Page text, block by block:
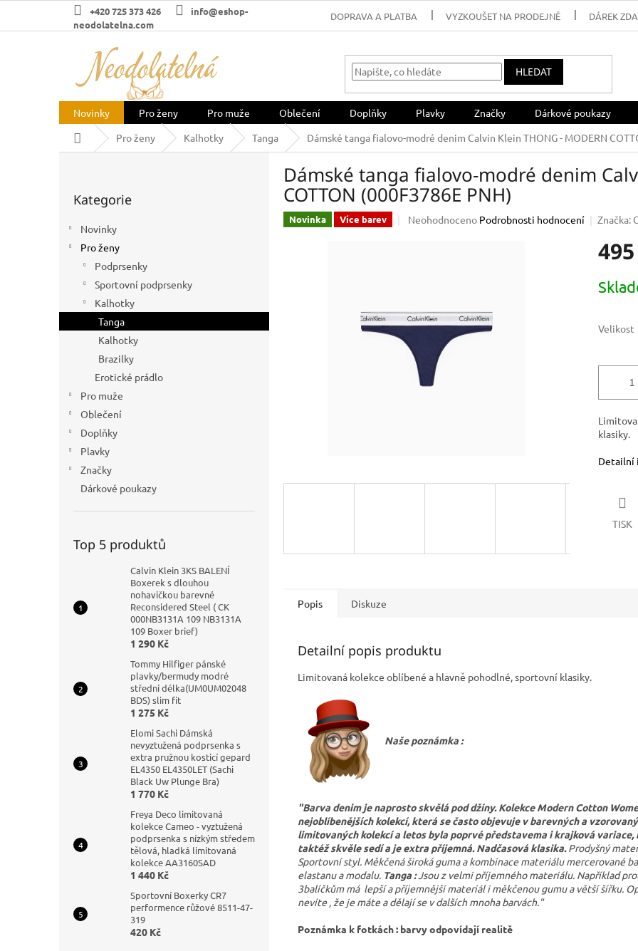
obsah
+420 725 373 426
info@eshop-
neodolatelna.com
DOPRAVA A PLATBA VYZKOUŠET NA PRODEJNĚ DÁREK
HLEDAT
Novinky Pro ženy Pro muže Oblečení Doplňky Plavky Značky Dárkové poukazy
Domů
Pro ženy Kalhotky Tanga Dámské tanga fialovo-modré denim Calvin Klein THONG - MODERN
a
n
kategorie
Kategorie
Novinky
Pro ženy
Podprsenky
Sportovní podprsenky
Kalhotky
Tanga
Kalhotky
Brazilky
Erotické prádlo
Pro muže
Oblečení
Doplňky
Plavky
Značky
Dárkové poukazy
Top 5 produktů
Calvin Klein 3KS BALENÍ
Boxerek s dlouhou
nohavičkou barevné
Reconsidered Steel ( CK
000NB3131A 109 NB3131A
109 Boxer brief)
1 290 Kč
Tommy Hilfiger pánské
plavky/bermudy modré
střední délka(UM0UM02048
BDS) slim fit
1 275 Kč
Elomi Sachi Dámská
nevyztužená podprsenka s
extra pružnou kosticí gepard
EL4350 EL4350LET (Sachi
Black Uw Plunge Bra)
1 770 Kč
Freya Deco limitovaná
kolekce Cameo - vyztužená
podprsenka s nízkým středem
tělová, hladká limitovaná
kolekce AA3160SAD
1 440 Kč
Sportovní Boxerky CR7
performence růžové 8511-47-
319
420 Kč
Dámské tanga fialovo-modré denim
COTTON (000F3786E PNH)
Novinka Více barev
Průměrné
hvězdiček.
Neohodnoceno Podrobnosti hodnocení Značka:
cena:
Velikost
klasiky.
Detailní
TISK
Popis Diskuze
Detailní popis produktu
Limitovaná kolekce oblíbené a hlavně pohodlné, sportovní klasiky.
Naše poznámka :
"Barva denim je naprosto skvělá pod džíny.Kolekce Modern Cotton
nejoblíbenějších kolekcí, která se často objevuje v barevných a
limitovaných kolekcí a letos byla poprvé představema i krajková variace,
taktéž skvěle sedí a je extra příjemná. Nadčasová klasika.Prodyšný
Sportovní styl. Měkčená široká guma a kombinace materiálu mercerované
elastanu a modalu. Tanga :Jsou z velmi příjemného materiálu. Například
3balíčkům má lepší a příjemnější materiál i měkčenou gumu a větší šířku.
nevíte , že je máte a dělají se v dalších mnoha barvách."
Poznámka k fotkách : barvy odpovídají realitě